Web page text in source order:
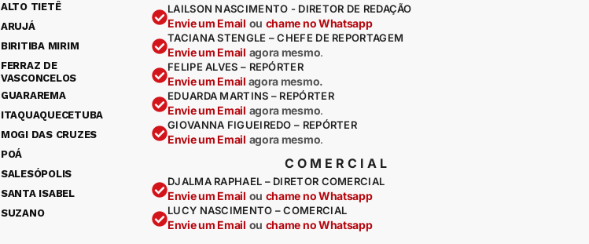
ALTO TIETÊ
ARUJÁ
BIRITIBA MIRIM
FERRAZ DE
VASCONCELOS
GUARAREMA
ITAQUAQUECETUBA
MOGI DAS CRUZES
POÁ
SALESÓPOLIS
SANTA ISABEL
SUZANO
LAILSON NASCIMENTO - DIRETOR DE REDAÇÃO
Envie um Email ou chame no Whatsapp
TACIANA STENGLE – CHEFE DE REPORTAGEM
Envie um Email agora mesmo.
FELIPE ALVES – REPÓRTER
Envie um Email agora mesmo.
EDUARDA MARTINS – REPÓRTER
Envie um Email agora mesmo.
GIOVANNA FIGUEIREDO – REPÓRTER
Envie um Email agora mesmo.
COMERCIAL
DJALMA RAPHAEL – DIRETOR COMERCIAL
Envie um Email ou chame no Whatsapp
LUCY NASCIMENTO – COMERCIAL
Envie um Email ou chame no Whatsapp